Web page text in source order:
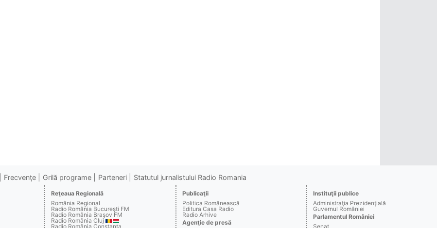
Frecvenţe Grilă programe Parteneri Statutul jurnalistului Radio Romania
Reţeaua Regională
România Regional
Radio România Bucureşti FM
Radio România Braşov FM
Radio România Cluj
Radio România Constanţa
Publicaţii
Politica Românească
Editura Casa Radio
Radio Arhive
Agenţie de presă
Instituţii publice
Administraţia Prezidenţială
Guvernul României
Parlamentul României
Senat